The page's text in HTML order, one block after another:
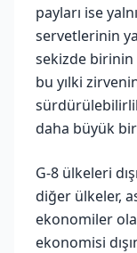
payları ise
servetlerinin
sekizde birinin
bu yılki
daha büyük
G-8 ülkeleri
diğer ülkeler,
ekonomiler
ekonomisi